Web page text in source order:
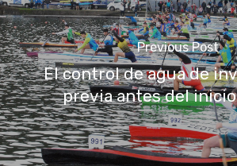
Previous Post
El control de agua de
previa antes del